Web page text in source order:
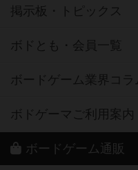
掲示板・トピックス
ボドとも・会員一覧
ボードゲーム業界コラ
ボドゲーマご利用案内
ボードゲーム通販